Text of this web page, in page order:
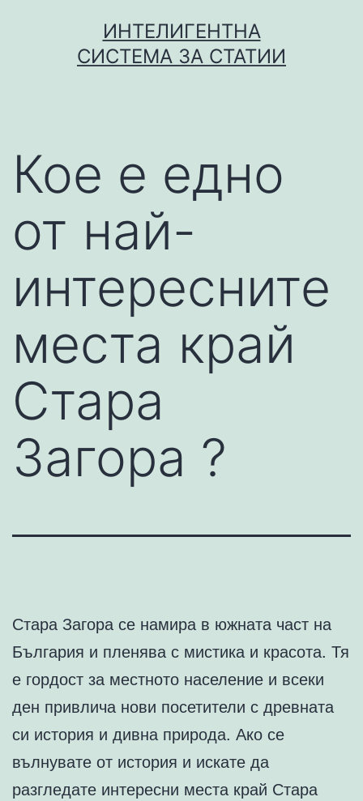
ИНТЕЛИГЕНТНА
СИСТЕМА ЗА СТАТИИ
Кое е едно
от най-
интересните
места край
Стара
Загора ?
Стара Загора се намира в южната част на
България и пленява с мистика и красота. Тя
е гордост за местното население и всеки
ден привлича нови посетители с древната
си история и дивна природа. Ако се
вълнувате от история и искате да
разгледате интересни места край Стара